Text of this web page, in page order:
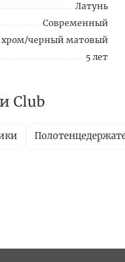
Латунь
Современный
хром/черный матовый
5 лет
Club